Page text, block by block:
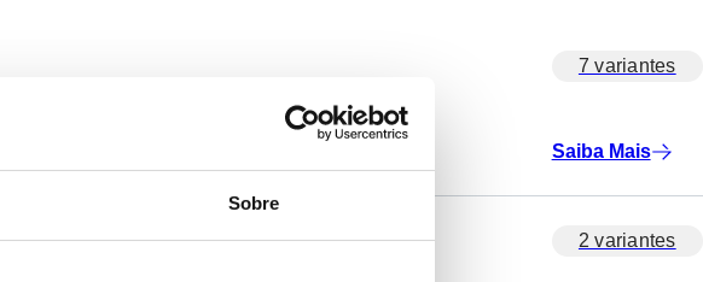
Sobre
7 variantes
Saiba Mais
2 variantes